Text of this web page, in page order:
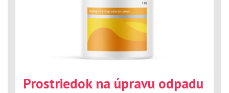
Prostriedok na úpravu odpadu